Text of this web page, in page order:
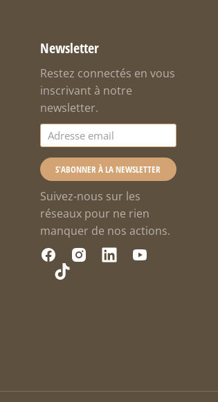
Newsletter
Restez connectés en vous
inscrivant à notre
newsletter.
S'ABONNER À LA NEWSLETTER
Suivez-nous sur les
réseaux pour ne rien
manquer de nos actions.